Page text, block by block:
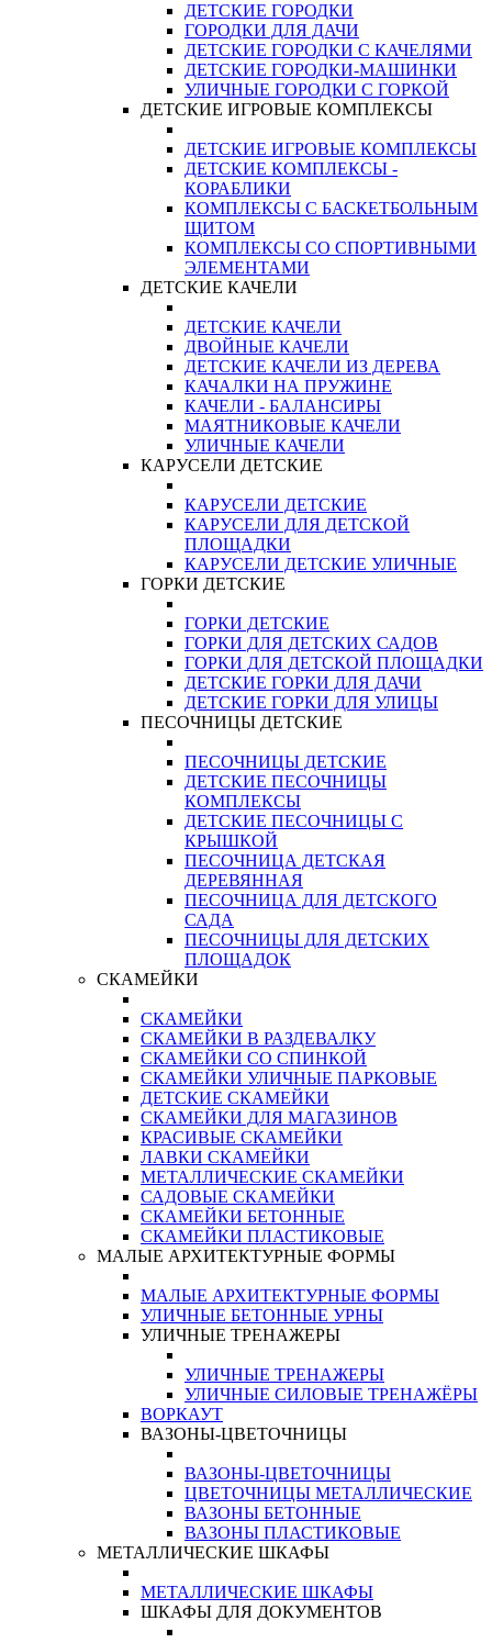
ДЕТСКИЕ ГОРОДКИ
ГОРОДКИ ДЛЯ ДАЧИ
ДЕТСКИЕ ГОРОДКИ С КАЧЕЛЯМИ
ДЕТСКИЕ ГОРОДКИ-МАШИНКИ
УЛИЧНЫЕ ГОРОДКИ С ГОРКОЙ
ДЕТСКИЕ ИГРОВЫЕ КОМПЛЕКСЫ
ДЕТСКИЕ ИГРОВЫЕ КОМПЛЕКСЫ
ДЕТСКИЕ КОМПЛЕКСЫ -
КОРАБЛИКИ
КОМПЛЕКСЫ С БАСКЕТБОЛЬНЫМ
ЩИТОМ
КОМПЛЕКСЫ СО СПОРТИВНЫМИ
ЭЛЕМЕНТАМИ
ДЕТСКИЕ КАЧЕЛИ
ДЕТСКИЕ КАЧЕЛИ
ДВОЙНЫЕ КАЧЕЛИ
ДЕТСКИЕ КАЧЕЛИ ИЗ ДЕРЕВА
КАЧАЛКИ НА ПРУЖИНЕ
КАЧЕЛИ - БАЛАНСИРЫ
МАЯТНИКОВЫЕ КАЧЕЛИ
УЛИЧНЫЕ КАЧЕЛИ
КАРУСЕЛИ ДЕТСКИЕ
КАРУСЕЛИ ДЕТСКИЕ
КАРУСЕЛИ ДЛЯ ДЕТСКОЙ
ПЛОЩАДКИ
КАРУСЕЛИ ДЕТСКИЕ УЛИЧНЫЕ
ГОРКИ ДЕТСКИЕ
ГОРКИ ДЕТСКИЕ
ГОРКИ ДЛЯ ДЕТСКИХ САДОВ
ГОРКИ ДЛЯ ДЕТСКОЙ ПЛОЩАДКИ
ДЕТСКИЕ ГОРКИ ДЛЯ ДАЧИ
ДЕТСКИЕ ГОРКИ ДЛЯ УЛИЦЫ
ПЕСОЧНИЦЫ ДЕТСКИЕ
ПЕСОЧНИЦЫ ДЕТСКИЕ
ДЕТСКИЕ ПЕСОЧНИЦЫ
КОМПЛЕКСЫ
ДЕТСКИЕ ПЕСОЧНИЦЫ С
КРЫШКОЙ
ПЕСОЧНИЦА ДЕТСКАЯ
ДЕРЕВЯННАЯ
ПЕСОЧНИЦА ДЛЯ ДЕТСКОГО
САДА
ПЕСОЧНИЦЫ ДЛЯ ДЕТСКИХ
ПЛОЩАДОК
СКАМЕЙКИ
СКАМЕЙКИ
СКАМЕЙКИ В РАЗДЕВАЛКУ
СКАМЕЙКИ СО СПИНКОЙ
СКАМЕЙКИ УЛИЧНЫЕ ПАРКОВЫЕ
ДЕТСКИЕ СКАМЕЙКИ
СКАМЕЙКИ ДЛЯ МАГАЗИНОВ
КРАСИВЫЕ СКАМЕЙКИ
ЛАВКИ СКАМЕЙКИ
МЕТАЛЛИЧЕСКИЕ СКАМЕЙКИ
САДОВЫЕ СКАМЕЙКИ
СКАМЕЙКИ БЕТОННЫЕ
СКАМЕЙКИ ПЛАСТИКОВЫЕ
МАЛЫЕ АРХИТЕКТУРНЫЕ ФОРМЫ
МАЛЫЕ АРХИТЕКТУРНЫЕ ФОРМЫ
УЛИЧНЫЕ БЕТОННЫЕ УРНЫ
УЛИЧНЫЕ ТРЕНАЖЕРЫ
УЛИЧНЫЕ ТРЕНАЖЕРЫ
УЛИЧНЫЕ СИЛОВЫЕ ТРЕНАЖЁРЫ
ВОРКАУТ
ВАЗОНЫ-ЦВЕТОЧНИЦЫ
ВАЗОНЫ-ЦВЕТОЧНИЦЫ
ЦВЕТОЧНИЦЫ МЕТАЛЛИЧЕСКИЕ
ВАЗОНЫ БЕТОННЫЕ
ВАЗОНЫ ПЛАСТИКОВЫЕ
МЕТАЛЛИЧЕСКИЕ ШКАФЫ
МЕТАЛЛИЧЕСКИЕ ШКАФЫ
ШКАФЫ ДЛЯ ДОКУМЕНТОВ